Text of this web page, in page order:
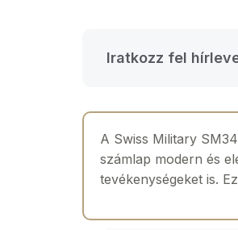
Iratkozz fel
A Swiss Military
számlap modern és
tevékenységeket is.